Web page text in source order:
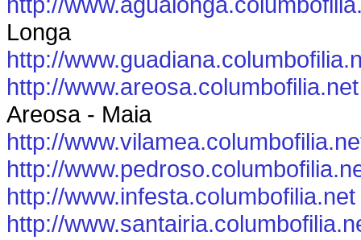
Longa
http://
http://www.areosa.columbofilia.net
Areosa - Maia
http://
http://
http://www.infesta.columbofilia.net
http://